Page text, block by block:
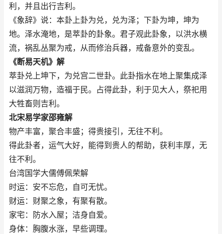
利，并且出行吉利。
《象辞》说：本卦上卦为兑，兑为泽；下卦为坤，坤为
地。泽水淹地，是萃卦的卦象。君子观此卦象，以洪水横
流，祸乱丛聚为戒，从而修治兵器，戒备意外的变乱。
《断易天机》解
萃卦兑上坤下，为兑宫二世卦。此卦指水在地上聚集成泽
以滋润万物，造福于民。占得此卦，利于见大人，祭祀用
大牲畜则吉利。
北宋易学家邵雍解
物产丰富，聚合丰盛；得贵接引，无往不利。
得此卦者，运气大好，能得到贵人的帮助，获利丰厚，无
往不利。
台湾国学大儒傅佩荣解
时运：安不忘危，自可无忧。
财运：财聚之象，有聚有散。
家宅：防水入屋；洁身自爱。
身体：胸腹水涨，早些调理。